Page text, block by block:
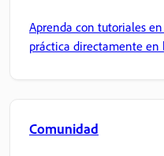
Aprenda con tutoriales
práctica directamente en
Comunidad